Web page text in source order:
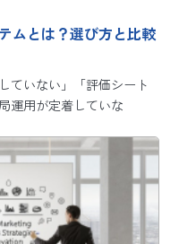
ムとは？選び方と比較
ていない」「評価シート
運用が定着していな